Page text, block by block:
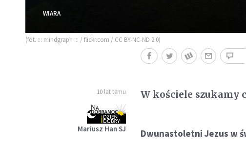
WIARA
(fot. ::: mindgraph ::: / flickr.com / CC BY-NC-ND 2.0)
10 lat temu
Mariusz Han SJ
W kościele szukamy
Dwunastoletni Jezus w